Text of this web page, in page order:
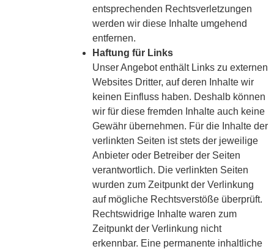
entsprechenden Rechtsverletzungen
werden wir diese Inhalte umgehend
entfernen.
Haftung für Links
Unser Angebot enthält Links zu externen
Websites Dritter, auf deren Inhalte wir
keinen Einfluss haben. Deshalb können
wir für diese fremden Inhalte auch keine
Gewähr übernehmen. Für die Inhalte der
verlinkten Seiten ist stets der jeweilige
Anbieter oder Betreiber der Seiten
verantwortlich. Die verlinkten Seiten
wurden zum Zeitpunkt der Verlinkung
auf mögliche Rechtsverstöße überprüft.
Rechtswidrige Inhalte waren zum
Zeitpunkt der Verlinkung nicht
erkennbar. Eine permanente inhaltliche